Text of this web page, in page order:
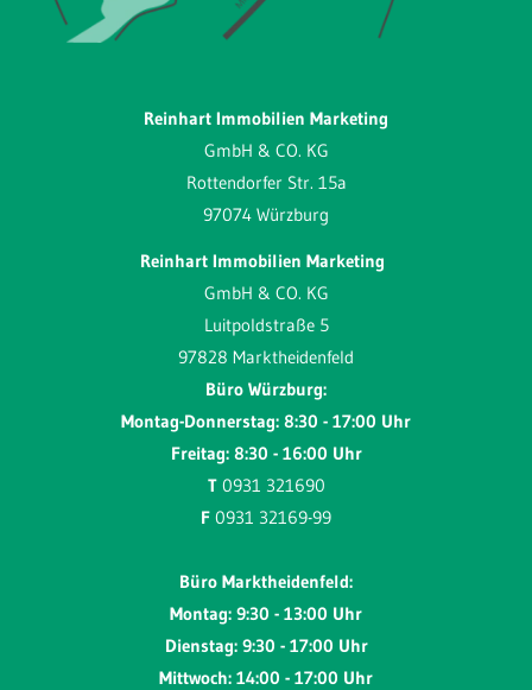
Reinhart Immobilien Marketing
GmbH & CO. KG
Rottendorfer Str. 15a
97074 Würzburg
Reinhart Immobilien Marketing
GmbH & CO. KG
Luitpoldstraße 5
97828 Marktheidenfeld
Büro Würzburg:
Montag-Donnerstag: 8:30 - 17:00 Uhr
Freitag: 8:30 - 16:00 Uhr
T 0931 321690
F 0931 32169-99
Büro Marktheidenfeld:
Montag: 9:30 - 13:00 Uhr
Dienstag: 9:30 - 17:00 Uhr
Mittwoch: 14:00 - 17:00 Uhr